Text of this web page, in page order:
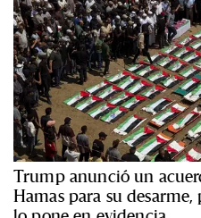
Trump anunció un
Hamas para su